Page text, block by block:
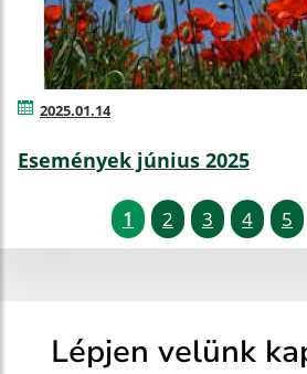
2025.01.14
Események június 2025
1 2 3 4 5
Lépjen velünk